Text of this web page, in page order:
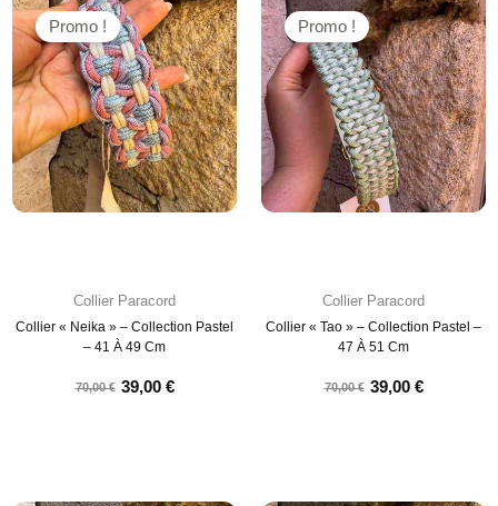
Collier Paracord
Collier « Neika » – Collection Pastel
– 41 À 49 Cm
70,00€ 39,00 €
Promo !
Collier Paracord
Collier « Tao » – Collection Pastel –
47 À 51 Cm
70,00€ 39,00 €
Promo !